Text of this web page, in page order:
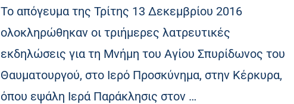
Το απόγευμα της Τρίτης 13 Δεκεμβρίου 2016
ολοκληρώθηκαν οι τριήμερες λατρευτικές
εκδηλώσεις για τη Μνήμη του Αγίου Σπυρίδωνος του
Θαυματουργού, στο Ιερό Προσκύνημα, στην Κέρκυρα,
όπου εψάλη Ιερά Παράκλησις στον …